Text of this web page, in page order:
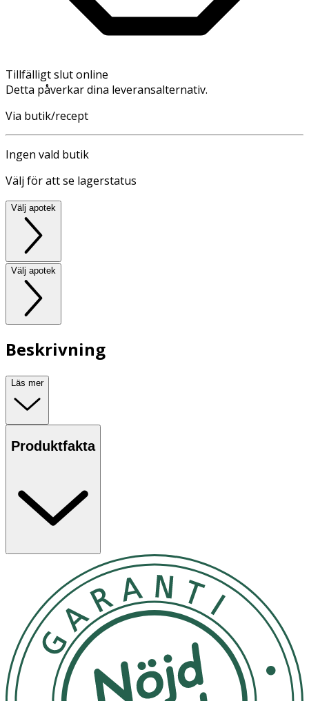
Tillfälligt slut online
Detta påverkar dina leveransalternativ.
Via butik/recept
Ingen vald butik
Välj för att se lagerstatus
Välj apotek
Välj apotek
Beskrivning
Läs mer
Produktfakta